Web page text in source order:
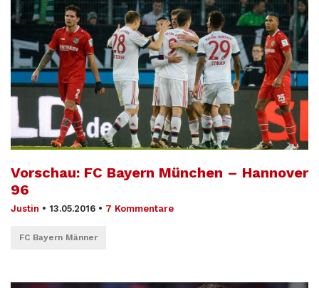
Vorschau: FC Bayern München – Hannover
96
Justin • 13.05.2016 • 7 Kommentare
FC Bayern Männer